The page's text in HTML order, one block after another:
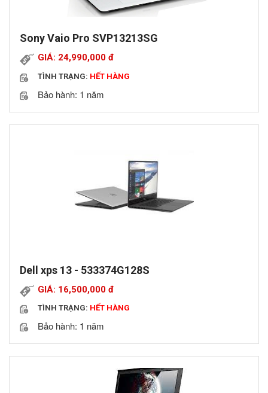
Sony Vaio Pro SVP13213SG
GIÁ: 24,990,000 đ
TÌNH TRẠNG: HẾT HÀNG
Bảo hành: 1 năm
Dell xps 13 - 533374G128S
GIÁ: 16,500,000 đ
TÌNH TRẠNG: HẾT HÀNG
Bảo hành: 1 năm